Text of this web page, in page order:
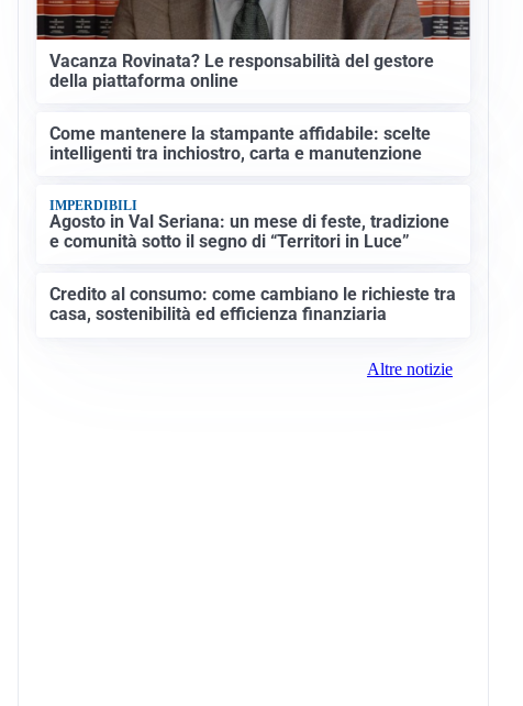
Vacanza Rovinata? Le responsabilità del gestore
della piattaforma online
Come mantenere la stampante affidabile: scelte
intelligenti tra inchiostro, carta e manutenzione
IMPERDIBILI
Agosto in Val Seriana: un mese di feste, tradizione
e comunità sotto il segno di “Territori in Luce”
Credito al consumo: come cambiano le richieste tra
casa, sostenibilità ed efficienza finanziaria
Altre notizie